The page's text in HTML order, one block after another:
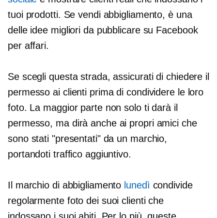
tuoi prodotti. Se vendi abbigliamento, è una
delle idee migliori da pubblicare su Facebook
per affari.
Se scegli questa strada, assicurati di chiedere il
permesso ai clienti prima di condividere le loro
foto. La maggior parte non solo ti darà il
permesso, ma dirà anche ai propri amici che
sono stati "presentati" da un marchio,
portandoti traffico aggiuntivo.
Il marchio di abbigliamento lunedì condivide
regolarmente foto dei suoi clienti che